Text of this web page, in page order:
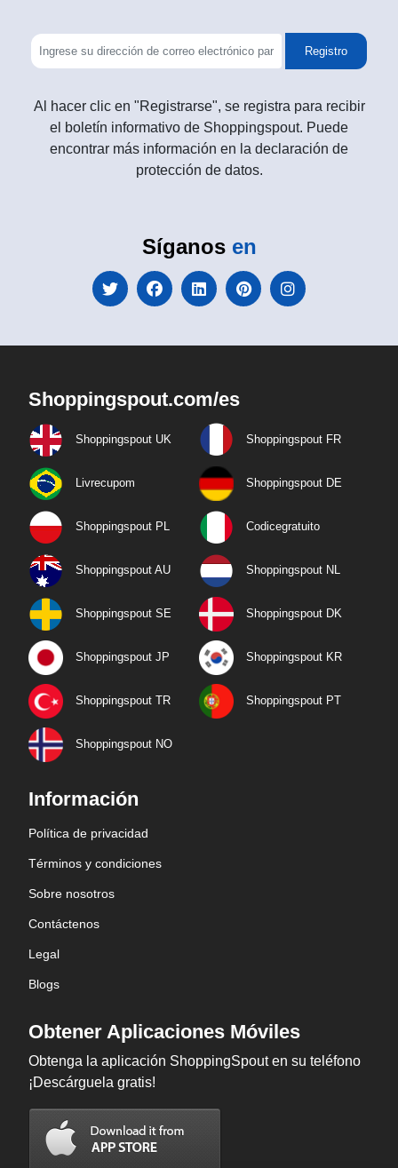
Registro
Al hacer clic en "Registrarse", se registra para recibir
el boletín informativo de Shoppingspout. Puede
encontrar más información en la declaración de
protección de datos.
Síganos en
Shoppingspout.com/es
Shoppingspout UK Shoppingspout FR
Livrecupom Shoppingspout DE
Shoppingspout PL Codicegratuito
Shoppingspout AU Shoppingspout NL
Shoppingspout SE Shoppingspout DK
Shoppingspout JP Shoppingspout KR
Shoppingspout TR Shoppingspout PT
Shoppingspout NO
Información
Política de privacidad
Términos y condiciones
Sobre nosotros
Contáctenos
Legal
Blogs
Obtener Aplicaciones Móviles
Obtenga la aplicación ShoppingSpout en su teléfono
¡Descárguela gratis!